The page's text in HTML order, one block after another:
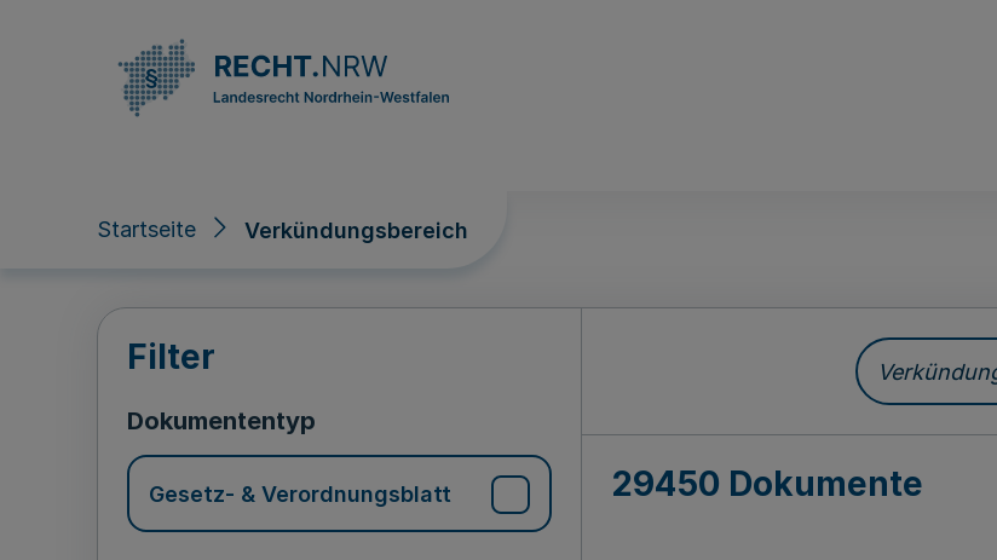
Startseite Verkündungsbereich
Verkündungsbereich
Filter
Dokumententyp
Gesetz- & Verordnungsblatt 29450 Dokumente